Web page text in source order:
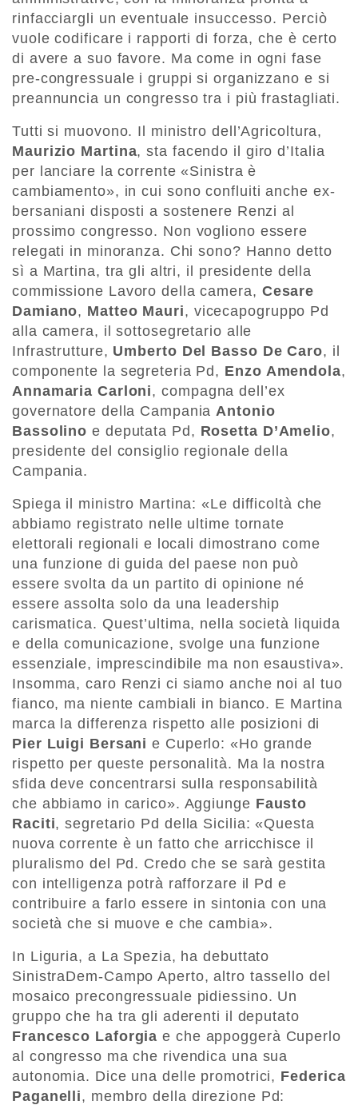
rinfacciargli un eventuale insuccesso. Perciò
vuole codificare i rapporti di forza, che è certo
di avere a suo favore. Ma come in ogni fase
pre-congressuale i gruppi si organizzano e si
preannuncia un congresso tra i più frastagliati.
Tutti si muovono. Il ministro dell’Agricoltura,
Maurizio Martina, sta facendo il giro d’Italia
per lanciare la corrente «Sinistra è
cambiamento», in cui sono confluiti anche ex-
bersaniani disposti a sostenere Renzi al
prossimo congresso. Non vogliono essere
relegati in minoranza. Chi sono? Hanno detto
sì a Martina, tra gli altri, il presidente della
commissione Lavoro della camera, Cesare
Damiano, Matteo Mauri, vicecapogruppo Pd
alla camera, il sottosegretario alle
Infrastrutture, Umberto Del Basso De Caro, il
componente la segreteria Pd, Enzo Amendola,
Annamaria Carloni, compagna dell’ex
governatore della CampaniaAntonio
Bassolino e deputata Pd, Rosetta D’Amelio,
presidente del consiglio regionale della
Campania.
Spiega il ministro Martina: «Le difficoltà che
abbiamo registrato nelle ultime tornate
elettorali regionali e locali dimostrano come
una funzione di guida del paese non può
essere svolta da un partito di opinione né
essere assolta solo da una leadership
carismatica. Quest’ultima, nella società liquida
e della comunicazione, svolge una funzione
essenziale, imprescindibile ma non esaustiva».
Insomma, caro Renzi ci siamo anche noi al tuo
fianco, ma niente cambiali in bianco. E Martina
marca la differenza rispetto alle posizioni di
Pier Luigi Bersani e Cuperlo: «Ho grande
rispetto per queste personalità. Ma la nostra
sfida deve concentrarsi sulla responsabilità
che abbiamo in carico». Aggiunge Fausto
Raciti, segretario Pd della Sicilia: «Questa
nuova corrente è un fatto che arricchisce il
pluralismo del Pd. Credo che se sarà gestita
con intelligenza potrà rafforzare il Pd e
contribuire a farlo essere in sintonia con una
società che si muove e che cambia».
In Liguria, a La Spezia, ha debuttato
SinistraDem-Campo Aperto, altro tassello del
mosaico precongressuale pidiessino. Un
gruppo che ha tra gli aderenti il deputato
Francesco Laforgia e che appoggerà Cuperlo
al congresso ma che rivendica una sua
autonomia. Dice una delle promotrici, Federica
Paganelli, membro della direzione Pd: